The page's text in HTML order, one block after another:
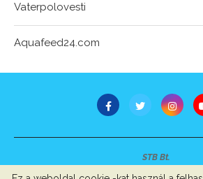
Vaterpolovesti
Aquafeed24.com
STB Bt.